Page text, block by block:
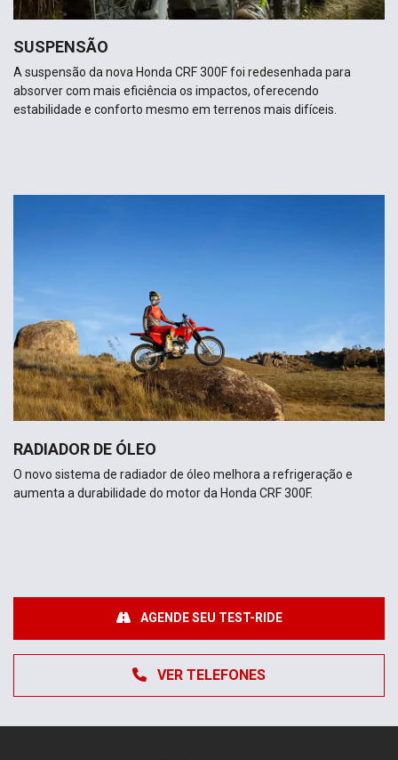
SUSPENSÃO
A suspensão da nova Honda CRF 300F foi redesenhada para
absorver com mais eficiência os impactos, oferecendo
estabilidade e conforto mesmo em terrenos mais difíceis.
RADIADOR DE ÓLEO
O novo sistema de radiador de óleo melhora a refrigeração e
aumenta a durabilidade do motor da Honda CRF 300F.
VER TELEFONES
AGENDE SEU TEST-RIDE